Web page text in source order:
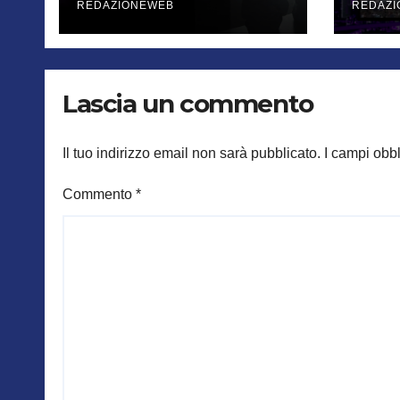
REDAZIONEWEB
Lascia un commento
Il tuo indirizzo email non sarà pubblicato. I campi
Commento *